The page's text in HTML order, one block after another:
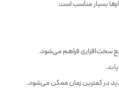
سخت‌افزاری فراهم می‌شود.
در کمترین زمان ممکن می‌شود.